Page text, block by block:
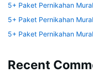
5+ Paket Pernikahan
5+ Paket Pernikahan
5+ Paket Pernikahan
Recent